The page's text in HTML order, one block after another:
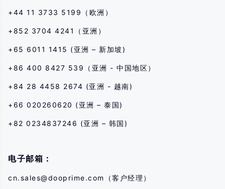
+44 11 3733 5199（欧洲）
+852 3704 4241（亚洲）
+65 6011 1415 (亚洲 – 新加坡)
+86 400 8427 539（亚洲 - 中国地区）
+84 28 4458 2674 (亚洲 - 越南)
+66 020260620 (亚洲 – 泰国)
+82 0234837246 (亚洲 – 韩国)
电子邮箱：
cn.sales@dooprime.com （客户经理）